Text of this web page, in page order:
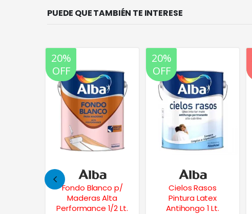
PUEDE QUE TAMBIÉN TE INTERESE
20%
OFF
Cielos Rasos
Pintura Latex
Antihongo 1 Lt.
20%
OFF
35%
OFF
Frentes Xp
Impermeabilizante
25 Kgs.